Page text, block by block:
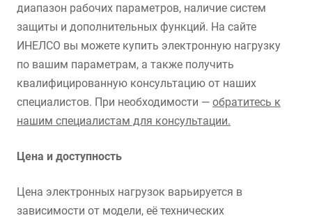
диапазон рабочих параметров, наличие систем
защиты и дополнительных функций. На сайте
ИНЕЛСО вы можете купить электронную нагрузку
по вашим параметрам, а также получить
квалифицированную консультацию от наших
специалистов. При необходимости — обратитесь к
нашим специалистам для консультации.
Цена и доступность
Цена электронных нагрузок варьируется в
зависимости от модели, её технических